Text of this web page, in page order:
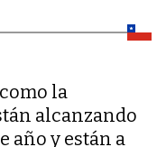
la
alcanzando
año y están a